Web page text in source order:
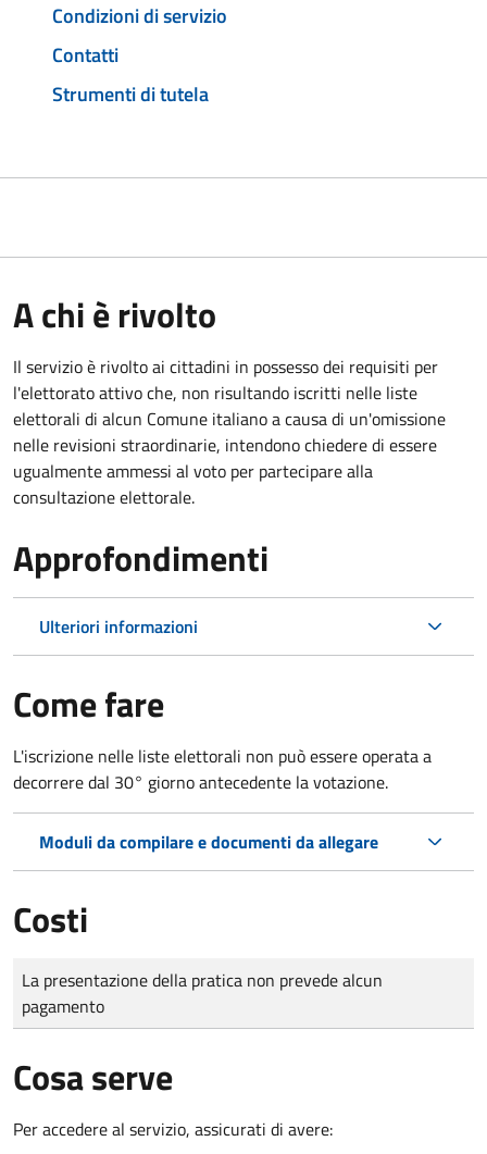
Condizioni di servizio
Contatti
Strumenti di tutela
A chi è rivolto
Il servizio è rivolto ai cittadini in possesso dei requisiti per
l'elettorato attivo che, non risultando iscritti nelle liste
elettorali di alcun Comune italiano a causa di un'omissione
nelle revisioni straordinarie, intendono chiedere di essere
ugualmente ammessi al voto per partecipare alla
consultazione elettorale.
Approfondimenti
Ulteriori informazioni
Come fare
L'iscrizione nelle liste elettorali non può essere operata a
decorrere dal 30° giorno antecedente la votazione.
Moduli da compilare e documenti da allegare
Costi
Tipo di pagamento
Importo
La presentazione della pratica non prevede alcun
pagamento
Cosa serve
Per accedere al servizio, assicurati di avere: